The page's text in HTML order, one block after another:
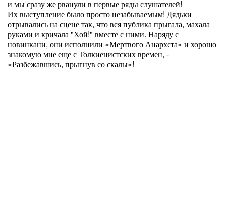
и мы сразу же рванули в первые ряды слушателей!
Их выступление было просто незабываемым! Дядьки
отрывались на сцене так, что вся публика прыгала, махала
руками и кричала "Хой!" вместе с ними. Наряду с
новинкани, они исполнили «Мертвого Анархста» и хорошо
знакомую мне еще с Толкиенистских времен, -
«Разбежавшись, прыгнув со скалы»!